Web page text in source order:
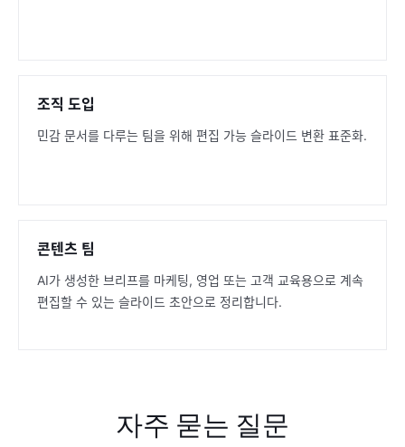
조직 도입
민감 문서를 다루는 팀을 위해 편집 가능 슬라이드 변환 표준화.
콘텐츠 팀
AI가 생성한 브리프를 마케팅, 영업 또는 고객 교육용으로 계속
편집할 수 있는 슬라이드 초안으로 정리합니다.
자주 묻는 질문